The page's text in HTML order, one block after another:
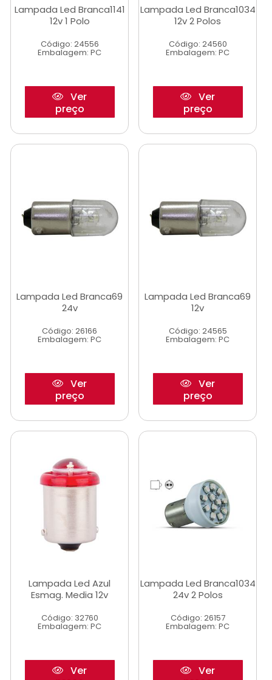
Lampada Led Branca1141
12v 1 Polo
Código: 24556
Embalagem: PC
Ver
preço
Lampada Led Branca1034
12v 2 Polos
Código: 24560
Embalagem: PC
Ver
preço
Lampada Led Branca69
24v
Código: 26166
Embalagem: PC
Ver
preço
Lampada Led Branca69
12v
Código: 24565
Embalagem: PC
Ver
preço
Lampada Led Azul
Esmag. Media 12v
Código: 32760
Embalagem: PC
Ver
Lampada Led Branca1034
24v 2 Polos
Código: 26157
Embalagem: PC
Ver